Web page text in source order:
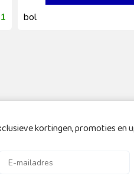
bol
kortingen, promoties en